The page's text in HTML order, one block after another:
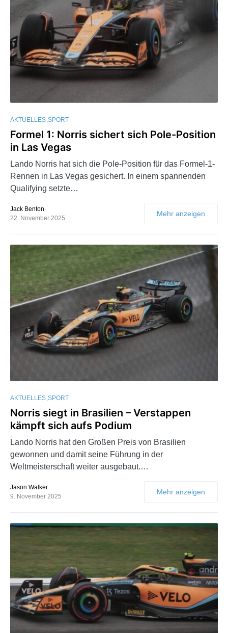
AKTUELLES SPORT
Formel 1: Norris sichert sich Pole-Position
in Las Vegas
Lando Norris hat sich die Pole-Position für das Formel-1-
Rennen in Las Vegas gesichert. In einem spannenden
Qualifying setzte…
Jack Benton
22. November 2025
Mehr anzeigen
AKTUELLES SPORT
Norris siegt in Brasilien – Verstappen
kämpft sich aufs Podium
Lando Norris hat den Großen Preis von Brasilien
gewonnen und damit seine Führung in der
Weltmeisterschaft weiter ausgebaut.…
Jason Walker
9. November 2025
Mehr anzeigen